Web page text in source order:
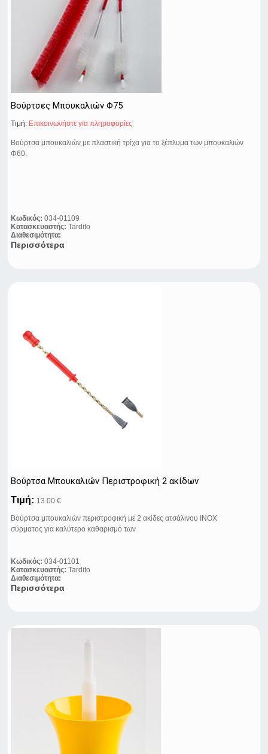
Βούρτσες Μπουκαλιών Φ75
Τιμή: Eπικοινωνήστε για πληροφορίες
Βούρτσα μπουκαλιών με πλαστική τρίχα για το ξέπλυμα των μπουκαλιών
Φ60.
Κωδικός: 034-01109
Κατασκευαστής: Tardito
Διαθεσιμότητα:
Περισσότερα
Βούρτσα Μπουκαλιών Περιστροφική 2 ακίδων
Τιμή: 13.00 €
Βούρτσα μπουκαλιών περιστροφική με 2 ακίδες ατσάλινου ΙΝΟΧ
σύρματος για καλύτερο καθαρισμό των
Κωδικός: 034-01101
Κατασκευαστής: Tardito
Διαθεσιμότητα:
Περισσότερα